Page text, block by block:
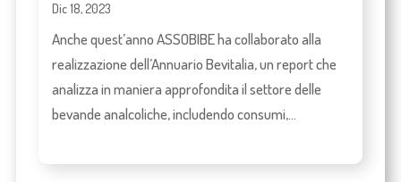
Dic 18, 2023
Anche quest’anno ASSOBIBE ha collaborato alla
realizzazione dell’Annuario Bevitalia, un report che
analizza in maniera approfondita il settore delle
bevande analcoliche, includendo consumi,...